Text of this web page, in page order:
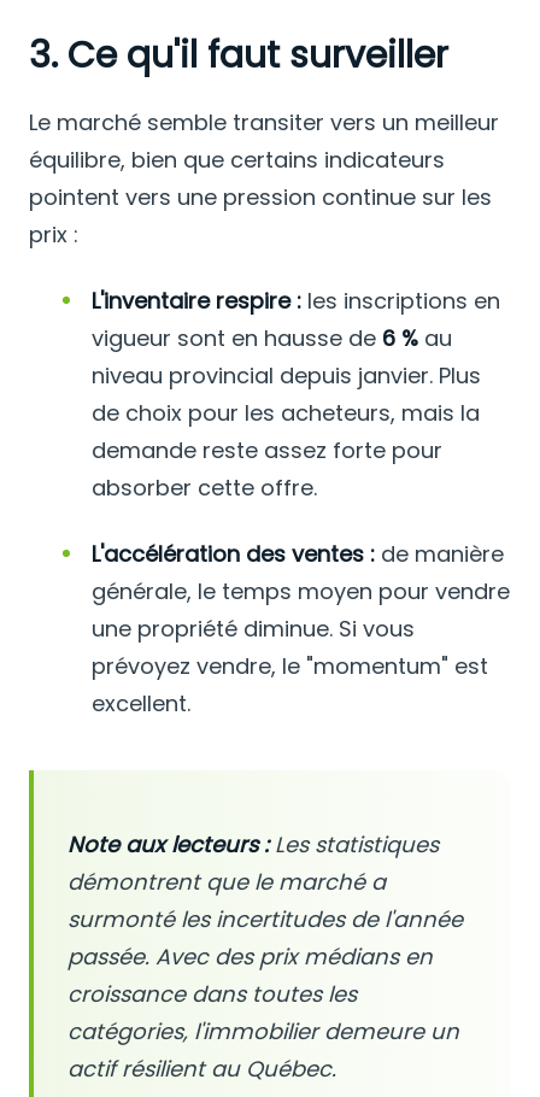
3. Ce qu'il faut surveiller
Le marché semble transiter vers un meilleur
équilibre, bien que certains indicateurs
pointent vers une pression continue sur les
prix :
L'inventaire respire : les inscriptions en
vigueur sont en hausse de 6 % au
niveau provincial depuis janvier. Plus
de choix pour les acheteurs, mais la
demande reste assez forte pour
absorber cette offre.
L'accélération des ventes : de manière
générale, le temps moyen pour vendre
une propriété diminue. Si vous
prévoyez vendre, le "momentum" est
excellent.
Note aux lecteurs :Les statistiques
démontrent que le marché a
surmonté les incertitudes de l'année
passée. Avec des prix médians en
croissance dans toutes les
catégories, l'immobilier demeure un
actif résilient au Québec.